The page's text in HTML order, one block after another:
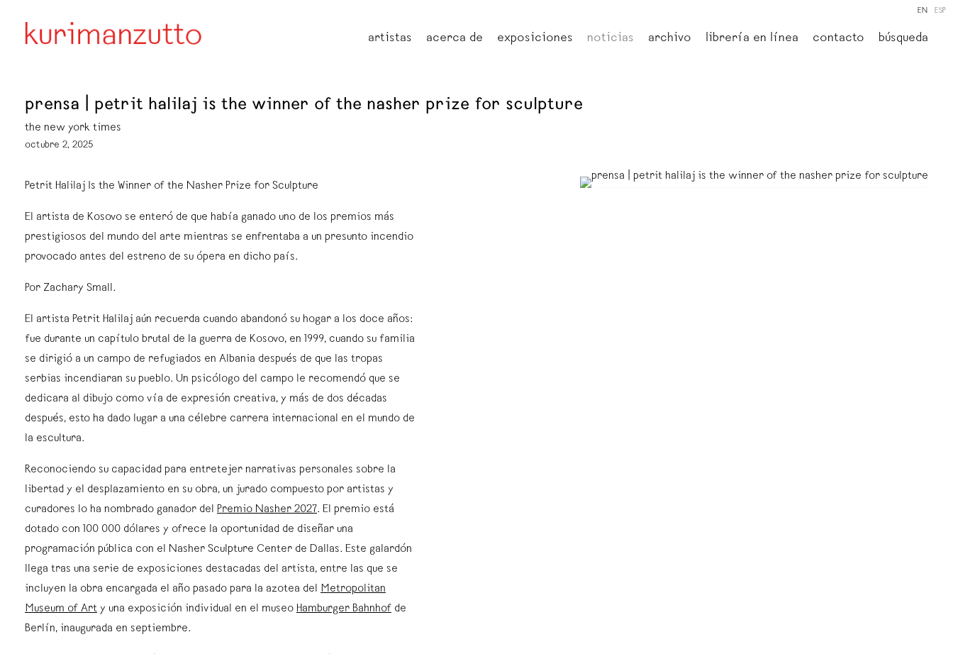
artistas acerca de exposiciones noticias archivo librería en línea contacto búsqueda
EN ESP
prensa | petrit halilaj is the winner of the nasher prize for sculpture
the new york times
octubre 2, 2025
Petrit Halilaj Is the Winner of the Nasher Prize for Sculpture
El artista de Kosovo se enteró de que había ganado uno de los premios más
prestigiosos del mundo del arte mientras se enfrentaba a un presunto incendio
provocado antes del estreno de su ópera en dicho país.
Por Zachary Small.
El artista Petrit Halilaj aún recuerda cuando abandonó su hogar a los doce años:
fue durante un capítulo brutal de la guerra de Kosovo, en 1999, cuando su familia
se dirigió a un campo de refugiados en Albania después de que las tropas
serbias incendiaran su pueblo. Un psicólogo del campo le recomendó que se
dedicara al dibujo como vía de expresión creativa, y más de dos décadas
después, esto ha dado lugar a una célebre carrera internacional en el mundo de
la escultura.
Reconociendo su capacidad para entretejer narrativas personales sobre la
libertad y el desplazamiento en su obra, un jurado compuesto por artistas y
curadores lo ha nombrado ganador del Premio Nasher 2027. El premio está
dotado con 100 000 dólares y ofrece la oportunidad de diseñar una
programación pública con el Nasher Sculpture Center de Dallas. Este galardón
llega tras una serie de exposiciones destacadas del artista, entre las que se
incluyen la obra encargada el año pasado para la azotea del Metropolitan
Museum of Art y una exposición individual en el museo Hamburger Bahnhof de
Berlín, inaugurada en septiembre.